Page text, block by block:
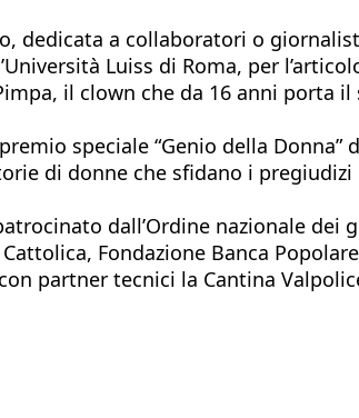
dedicata a collaboratori o
Luiss di Roma, per
il clown che da 16 anni porta
speciale “Genio della
di donne che sfidano i
dall’Ordine nazionale dei
Fondazione Banca
partner tecnici la Cantina